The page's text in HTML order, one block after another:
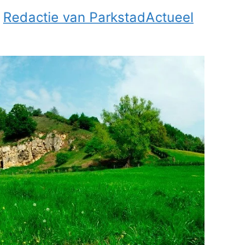
Redactie van ParkstadActueel